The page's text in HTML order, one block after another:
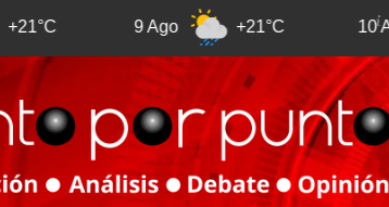
+21°C